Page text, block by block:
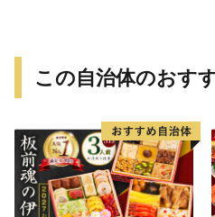
この自治体のおす